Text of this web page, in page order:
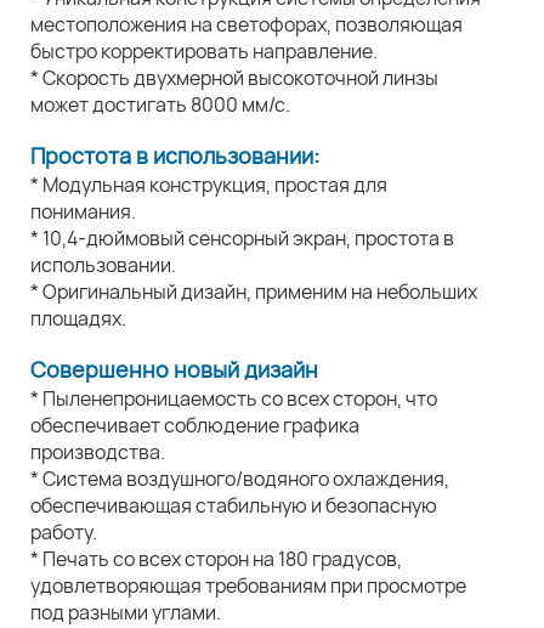
местоположения на светофорах, позволяющая
быстро корректировать направление.
* Скорость двухмерной высокоточной линзы
может достигать 8000 мм/с.
Простота в использовании:
* Модульная конструкция, простая для
понимания.
* 10,4-дюймовый сенсорный экран, простота в
использовании.
* Оригинальный дизайн, применим на небольших
площадях.
Совершенно новый дизайн
* Пыленепроницаемость со всех сторон, что
обеспечивает соблюдение графика
производства.
* Система воздушного/водяного охлаждения,
обеспечивающая стабильную и безопасную
работу.
* Печать со всех сторон на 180 градусов,
удовлетворяющая требованиям при просмотре
под разными углами.